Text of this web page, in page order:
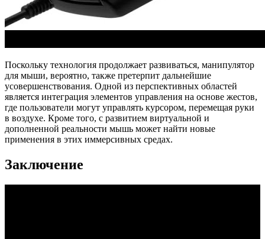
Поскольку технология продолжает развиваться, манипулятор
для мыши, вероятно, также претерпит дальнейшие
усовершенствования. Одной из перспективных областей
является интеграция элементов управления на основе жестов,
где пользователи могут управлять курсором, перемещая руки
в воздухе. Кроме того, с развитием виртуальной и
дополненной реальности мышь может найти новые
применения в этих иммерсивных средах.
Заключение